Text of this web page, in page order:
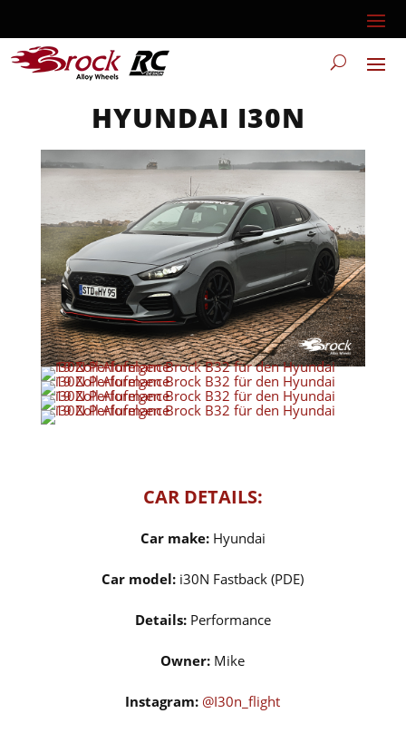
HYUNDAI I30N
CAR DETAILS:
Car make:Hyundai
Car model: i30N Fastback (PDE)
Details:Performance
Owner: Mike
Instagram: @I30n_flight